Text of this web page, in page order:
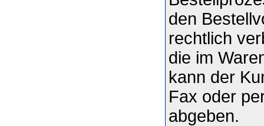
den
rechtlich
die im
kann der
Fax oder
abgeben.